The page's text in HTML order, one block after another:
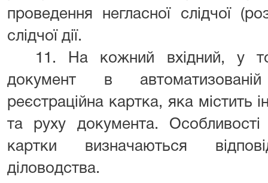
проведення негласної слідчої
слідчої дії.
11. На кожний вхідний, у
документ в
реєстраційна картка, яка містить
та руху документа. Особливості
картки визначаються
діловодства.